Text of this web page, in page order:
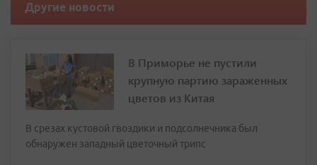
Другие новости
В Приморье не пустили
крупную партию зараженных
цветов из Китая
В срезах кустовой гвоздики и подсолнечника был
обнаружен западный цветочный трипс